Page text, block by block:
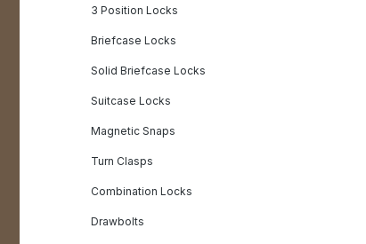
3 Position Locks
Briefcase Locks
Solid Briefcase Locks
Suitcase Locks
Magnetic Snaps
Turn Clasps
Combination Locks
Drawbolts